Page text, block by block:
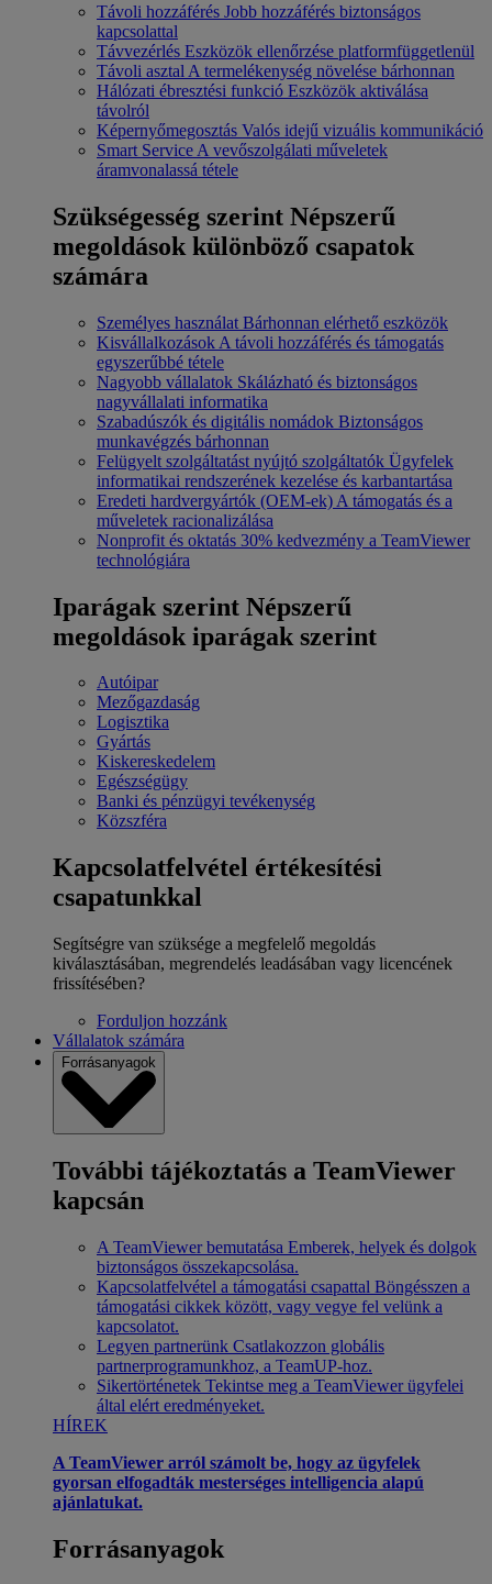
Távoli hozzáférés Jobb hozzáférés biztonságos
kapcsolattal
Távvezérlés Eszközök ellenőrzése platformfüggetlenül
Távoli asztal A termelékenység növelése bárhonnan
Hálózati ébresztési funkció Eszközök aktiválása
távolról
Képernyőmegosztás Valós idejű vizuális kommunikáció
Smart Service A vevőszolgálati műveletek
áramvonalassá tétele
Szükségesség szerint Népszerű
megoldások különböző csapatok
számára
Személyes használat Bárhonnan elérhető eszközök
Kisvállalkozások A távoli hozzáférés és támogatás
egyszerűbbé tétele
Nagyobb vállalatok Skálázható és biztonságos
nagyvállalati informatika
Szabadúszók és digitális nomádok Biztonságos
munkavégzés bárhonnan
Felügyelt szolgáltatást nyújtó szolgáltatók Ügyfelek
informatikai rendszerének kezelése és karbantartása
Eredeti hardvergyártók (OEM-ek) A támogatás és a
műveletek racionalizálása
Nonprofit és oktatás 30% kedvezmény a TeamViewer
technológiára
Iparágak szerint Népszerű
megoldások iparágak szerint
Autóipar
Mezőgazdaság
Logisztika
Gyártás
Kiskereskedelem
Egészségügy
Banki és pénzügyi tevékenység
Közszféra
Kapcsolatfelvétel értékesítési
csapatunkkal
Segítségre van szüksége a megfelelő megoldás
kiválasztásában, megrendelés leadásában vagy licencének
frissítésében?
Forduljon hozzánk
Vállalatok számára
Forrásanyagok
További tájékoztatás a TeamViewer
kapcsán
A TeamViewer bemutatása Emberek, helyek és dolgok
biztonságos összekapcsolása.
Kapcsolatfelvétel a támogatási csapattal Böngésszen a
támogatási cikkek között, vagy vegye fel velünk a
kapcsolatot.
Legyen partnerünk Csatlakozzon globális
partnerprogramunkhoz, a TeamUP-hoz.
Sikertörténetek Tekintse meg a TeamViewer ügyfelei
által elért eredményeket.
HÍREK
A TeamViewer arról számolt be, hogy az ügyfelek
gyorsan elfogadták mesterséges intelligencia alapú
ajánlatukat.
Forrásanyagok